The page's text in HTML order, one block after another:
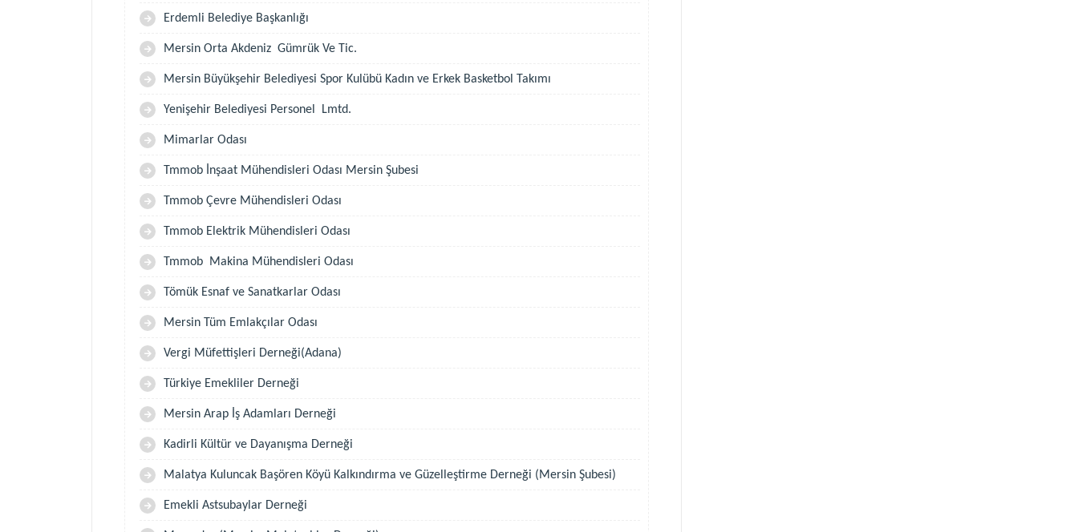
Erdemli Belediye Başkanlığı
Mersin Orta Akdeniz Gümrük Ve Tic.
Mersin Büyükşehir Belediyesi Spor Kulübü Kadın ve Erkek Basketbol Takımı
Yenişehir Belediyesi Personel Lmtd.
Mimarlar Odası
Tmmob İnşaat Mühendisleri Odası Mersin Şubesi
Tmmob Çevre Mühendisleri Odası
Tmmob Elektrik Mühendisleri Odası
Tmmob Makina Mühendisleri Odası
Tömük Esnaf ve Sanatkarlar Odası
Mersin Tüm Emlakçılar Odası
Vergi Müfettişleri Derneği(Adana)
Türkiye Emekliler Derneği
Mersin Arap İş Adamları Derneği
Kadirli Kültür ve Dayanışma Derneği
Malatya Kuluncak Başören Köyü Kalkındırma ve Güzelleştirme Derneği (Mersin Şubesi)
Emekli Astsubaylar Derneği